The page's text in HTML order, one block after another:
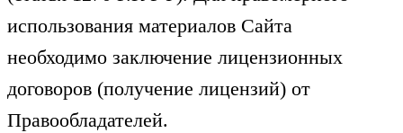
использования материалов Сайта
необходимо заключение лицензионных
договоров (получение лицензий) от
Правообладателей.